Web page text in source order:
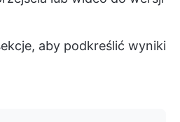
aby podkreślić wyniki